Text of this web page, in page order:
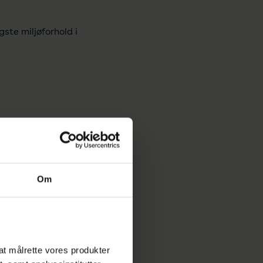
Om
målrette vores produkter
miljøforhold i
at hente.
I med garanti kan
giver mening for jer.